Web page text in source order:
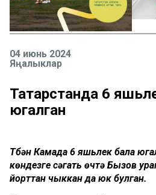
04 июнь 2024
Яңалыклар
Татарстанда 6
югалган
Түбән Камада 6 яшьлек бала
көндезге сәгать өчтә Бызов
йорттан чыккан да юк булган.